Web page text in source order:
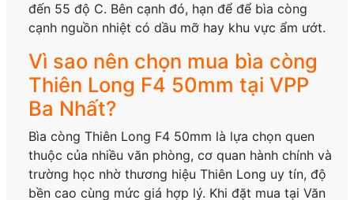
đến 55 độ C. Bên cạnh đó, hạn để để bìa còng
cạnh nguồn nhiệt có dầu mỡ hay khu vực ẩm ướt.
Vì sao nên chọn mua bìa còng
Thiên Long F4 50mm tại VPP
Ba Nhất?
Bìa còng Thiên Long F4 50mm là lựa chọn quen
thuộc của nhiều văn phòng, cơ quan hành chính và
trường học nhờ thương hiệu Thiên Long uy tín, độ
bền cao cùng mức giá hợp lý. Khi đặt mua tại Văn